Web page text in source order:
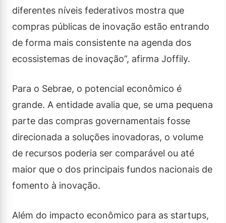
diferentes níveis federativos mostra que
compras públicas de inovação estão entrando
de forma mais consistente na agenda dos
ecossistemas de inovação”, afirma Joffily.
Para o Sebrae, o potencial econômico é
grande. A entidade avalia que, se uma pequena
parte das compras governamentais fosse
direcionada a soluções inovadoras, o volume
de recursos poderia ser comparável ou até
maior que o dos principais fundos nacionais de
fomento à inovação.
Além do impacto econômico para as startups,